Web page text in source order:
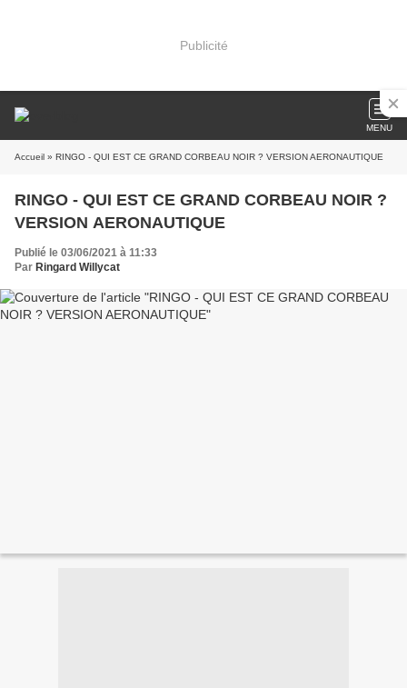
Publicité
MENU
Accueil » RINGO - QUI EST CE GRAND CORBEAU NOIR ? VERSION AERONAUTIQUE
RINGO - QUI EST CE GRAND CORBEAU NOIR ?
VERSION AERONAUTIQUE
Publié le 03/06/2021 à 11:33
Par Ringard Willycat